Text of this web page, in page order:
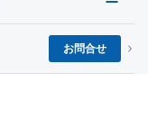
お問合せ